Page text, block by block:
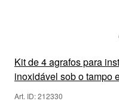
Kit de 4 agrafos para
inoxidável sob o tampo
Art. ID: 212330